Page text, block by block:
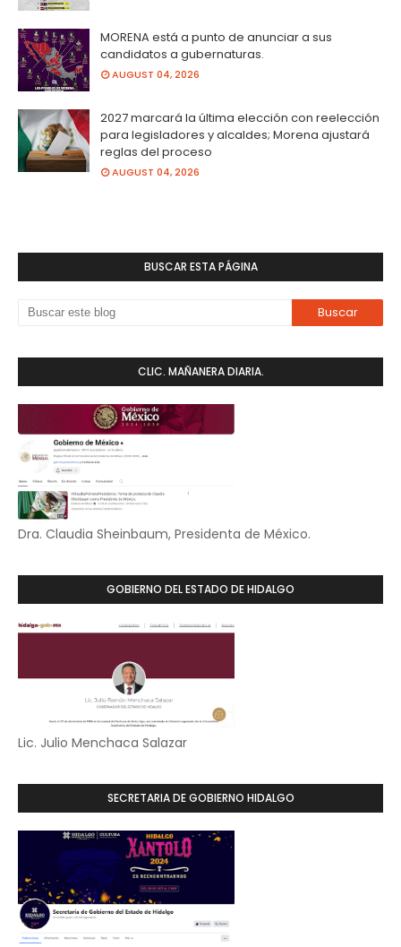
MORENA está a punto de anunciar a sus
candidatos a gubernaturas.
AUGUST 04, 2026
2027 marcará la última elección con reelección
para legisladores y alcaldes; Morena ajustará
reglas del proceso
AUGUST 04, 2026
BUSCAR ESTA PÁGINA
CLIC. MAÑANERA DIARIA.
Dra. Claudia Sheinbaum, Presidenta de México.
GOBIERNO DEL ESTADO DE HIDALGO
Lic. Julio Menchaca Salazar
SECRETARIA DE GOBIERNO HIDALGO